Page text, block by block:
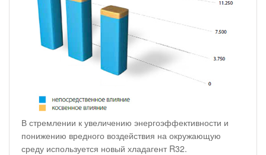
В стремлении к увеличению энергоэффективности и
понижению вредного воздействия на окружающую
среду используется новый хладагент R32.